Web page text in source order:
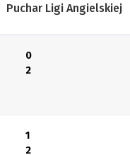
Puchar Ligi Angielskiej
0
2
1
2